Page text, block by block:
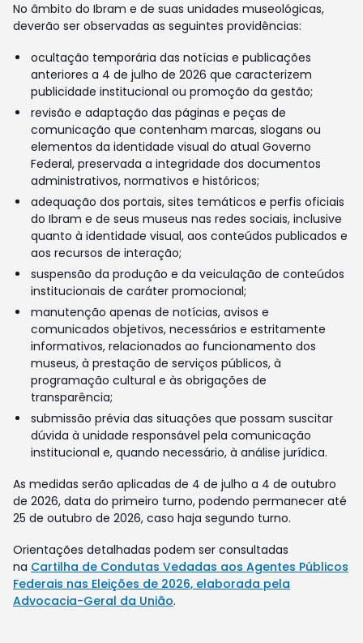
No âmbito do Ibram e de suas unidades museológicas,
deverão ser observadas as seguintes providências:
ocultação temporária das notícias e publicações
anteriores a 4 de julho de 2026 que caracterizem
publicidade institucional ou promoção da gestão;
revisão e adaptação das páginas e peças de
comunicação que contenham marcas, slogans ou
elementos da identidade visual do atual Governo
Federal, preservada a integridade dos documentos
administrativos, normativos e históricos;
adequação dos portais, sites temáticos e perfis oficiais
do Ibram e de seus museus nas redes sociais, inclusive
quanto à identidade visual, aos conteúdos publicados e
aos recursos de interação;
suspensão da produção e da veiculação de conteúdos
institucionais de caráter promocional;
manutenção apenas de notícias, avisos e
comunicados objetivos, necessários e estritamente
informativos, relacionados ao funcionamento dos
museus, à prestação de serviços públicos, à
programação cultural e às obrigações de
transparência;
submissão prévia das situações que possam suscitar
dúvida à unidade responsável pela comunicação
institucional e, quando necessário, à análise jurídica.
As medidas serão aplicadas de 4 de julho a 4 de outubro
de 2026, data do primeiro turno, podendo permanecer até
25 de outubro de 2026, caso haja segundo turno.
Orientações detalhadas podem ser consultadas
na Cartilha de Condutas Vedadas aos Agentes Públicos
Federais nas Eleições de 2026, elaborada pela
Advocacia-Geral da União.